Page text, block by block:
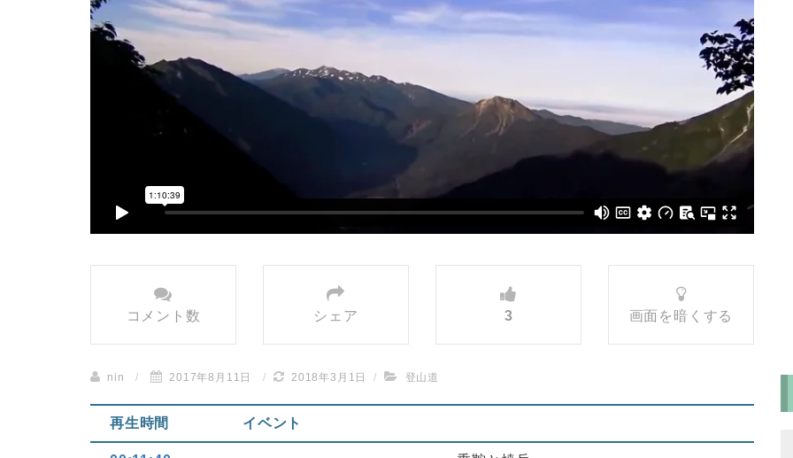
コメント数 シェア 3 画面を暗くする
nin / 2017年8月11日 / 2018年3月1日 / 登山道
再生時間 イベント